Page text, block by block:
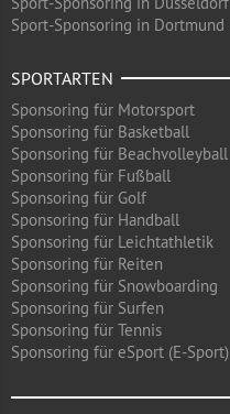
Sport-Sponsoring in Dortmund
SPORTARTEN
Sponsoring für Motorsport
Sponsoring für Basketball
Sponsoring für Beachvolleyball
Sponsoring für Fußball
Sponsoring für Golf
Sponsoring für Handball
Sponsoring für Leichtathletik
Sponsoring für Reiten
Sponsoring für Snowboarding
Sponsoring für Surfen
Sponsoring für Tennis
Sponsoring für eSport (E-Sport)